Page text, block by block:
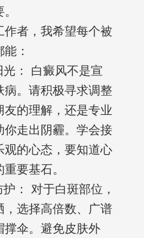
者，我希望每个被
：
： 白癜风不是宣
病。请积极寻求调整
的理解，还是专业
走出阴霾。学会接
的心态，要知道心
要基石。
： 对于白斑部位，
，选择高倍数、广谱
撑伞。避免皮肤外